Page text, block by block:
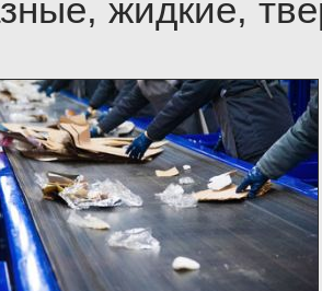
жидкие,